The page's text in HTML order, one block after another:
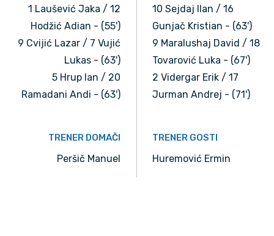
1 Laušević Jaka / 12
Hodžić Adian - (55')
9 Cvijić Lazar / 7 Vujić
Lukas - (63')
5 Hrup Ian / 20
Ramadani Andi - (63')
10 Sejdaj Ilan / 16
Gunjač Kristian - (63')
9 Maralushaj David / 18
Tovarović Luka - (67')
2 Vidergar Erik / 17
Jurman Andrej - (71')
TRENER DOMAČI
Peršič Manuel
TRENER GOSTI
Huremović Ermin